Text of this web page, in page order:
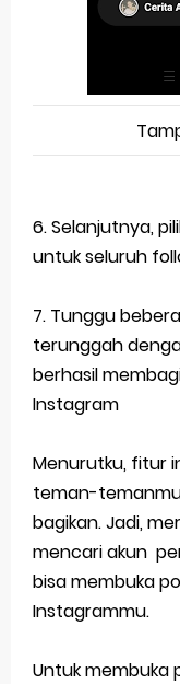
6. Selanjutnya,
untuk seluruh
7. Tunggu
terunggah
berhasil
Instagram
Menurutku, fitur
teman-
bagikan. Jadi,
mencari akun
bisa membuka
Instagrammu.
Untuk membuka